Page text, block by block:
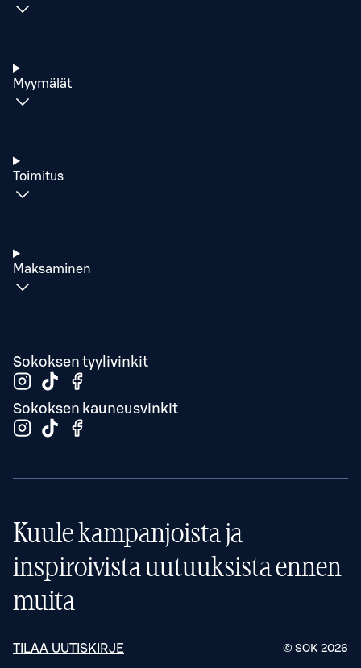
Myymälät
Toimitus
Maksaminen
Sokoksen tyylivinkit
Sokoksen kauneusvinkit
Kuule kampanjoista ja
inspiroivista uutuuksista ennen
muita
TILAA UUTISKIRJE © SOK 2026